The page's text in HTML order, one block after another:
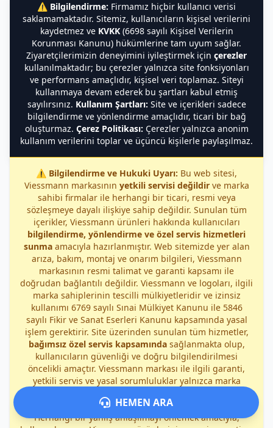
⚠️ Bilgilendirme: Firmamız hiçbir kullanıcı verisi
saklamamaktadır. Sitemiz, kullanıcıların kişisel verilerini
kaydetmez ve KVKK(6698 sayılı Kişisel Verilerin
Korunması Kanunu) hükümlerine tam uyum sağlar.
Ziyaretçilerimizin deneyimini iyileştirmek için çerezler
kullanılmaktadır; bu çerezler yalnızca site fonksiyonları
ve performans amaçlıdır, kişisel veri toplamaz. Siteyi
kullanmaya devam ederek bu şartları kabul etmiş
sayılırsınız. Kullanım Şartları: Site ve içerikleri sadece
bilgilendirme ve yönlendirme amaçlıdır, ticari bir bağ
oluşturmaz. Çerez Politikası: Çerezler yalnızca anonim
kullanım verilerini toplar ve üçüncü kişilerle paylaşılmaz.
⚠️ Bilgilendirme ve Hukuki Uyarı: Bu web sitesi,
Viessmann markasının yetkili servisi değildirve marka
sahibi firmalar ile herhangi bir ticari, resmi veya
sözleşmeye dayalı ilişkiye sahip değildir. Sunulan tüm
içerikler, Viessmann ürünleri hakkında kullanıcıları
bilgilendirme, yönlendirme ve özel servis hizmetleri
sunmaamacıyla hazırlanmıştır. Web sitemizde yer alan
arıza, bakım, montaj ve onarım bilgileri, Viessmann
markasının resmi talimat ve garanti kapsamı ile
doğrudan bağlantılı değildir. Viessmann ve logoları, ilgili
marka sahiplerinin tescilli mülkiyetleridir ve izinsiz
kullanımı 6769 sayılı Sınai Mülkiyet Kanunu ile 5846
sayılı Fikir ve Sanat Eserleri Kanunu kapsamında yasal
işlem gerektirir. Site üzerinden sunulan tüm hizmetler,
bağımsız özel servis kapsamındasağlanmakta olup,
kullanıcıların güvenliği ve doğru bilgilendirilmesi
öncelikli amaçtır. Viessmann markası ile ilgili garanti,
yetkili servis ve yasal sorumluluklar yalnızca marka
sağlayıcılarımız bu kapsamda sorumluluk kabul etmez.
Herhangi bir yanlış anlaşılmayı önlemek amacıyla,
HEMEN ARA